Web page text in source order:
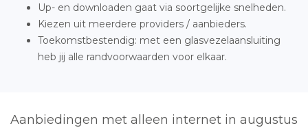
Up- en downloaden gaat via soortgelijke snelheden.
Kiezen uit meerdere providers / aanbieders.
Toekomstbestendig: met een glasvezelaansluiting
heb jij alle randvoorwaarden voor elkaar.
Aanbiedingen met alleen internet in augustus